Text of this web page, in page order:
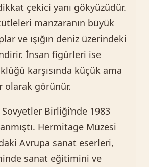
çekici yanı gökyüzüdür.
manzaranın büyük
ve ışığın deniz üzerindeki
İnsan figürleri ise
karşısında küçük ama
olarak görünür.
Birliği’nde 1983
Hermitage Müzesi
Avrupa sanat eserleri,
sanat eğitimini ve